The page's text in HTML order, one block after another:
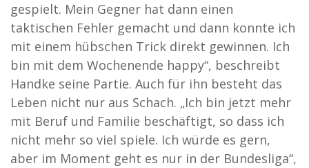
gespielt. Mein Gegner hat dann einen
taktischen Fehler gemacht und dann konnte ich
mit einem hübschen Trick direkt gewinnen. Ich
bin mit dem Wochenende happy“, beschreibt
Handke seine Partie. Auch für ihn besteht das
Leben nicht nur aus Schach. „Ich bin jetzt mehr
mit Beruf und Familie beschäftigt, so dass ich
nicht mehr so viel spiele. Ich würde es gern,
aber im Moment geht es nur in der Bundesliga“,